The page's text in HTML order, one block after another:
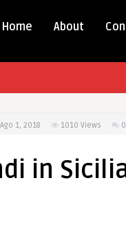
Home About
Ago 1, 2018 1010 Views
in